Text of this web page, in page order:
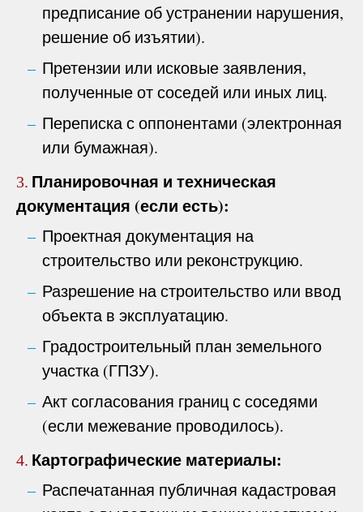
предписание об устранении нарушения,
решение об изъятии).
Претензии или исковые заявления,
полученные от соседей или иных лиц.
Переписка с оппонентами (электронная
или бумажная).
3. Планировочная и техническая
документация (если есть):
Проектная документация на
строительство или реконструкцию.
Разрешение на строительство или ввод
объекта в эксплуатацию.
Градостроительный план земельного
участка (ГПЗУ).
Акт согласования границ с соседями
(если межевание проводилось).
4. Картографические материалы:
Распечатанная публичная кадастровая